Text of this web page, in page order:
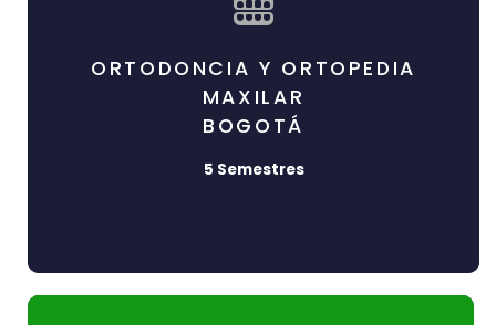
ORTODONCIA Y ORTOPEDIA
MAXILAR
BOGOTÁ
5 Semestres
Duración: 5 Semestres
Título: Especialista en Ortodoncia y